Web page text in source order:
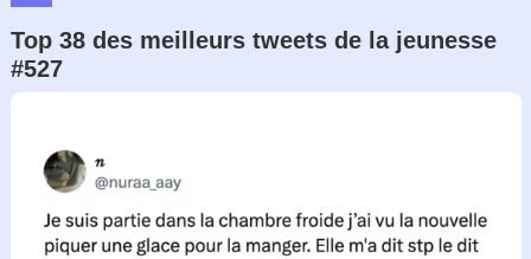
Top 38 des meilleurs tweets de la jeunesse
#527